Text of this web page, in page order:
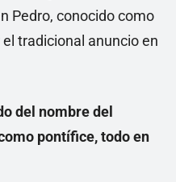
Pedro, conocido como
el tradicional anuncio en
del nombre del
pontífice, todo en